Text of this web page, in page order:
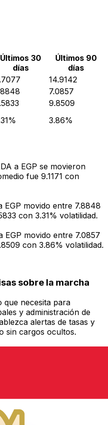
Últimos 30
días
Últimos 90
días
14.9142
7.0857
9.8509
3.86%
a EGP se movieron
fue 9.1171 con
EGP movido entre 7.8848
con 3.31% volatilidad.
EGP movido entre 7.0857
con 3.86% volatilidad.
sobre la marcha
que necesita para
y administración de
alertas de tasas y
sin cargos ocultos.